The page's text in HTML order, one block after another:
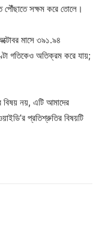
পৌঁছাতে সক্ষম করে তোলে।
মাসে ৩৯১.৯৪
গতিকেও অতিক্রম করে যায়;
বিষয় নয়, এটি আমাদের
প্রতিশ্রুতির বিষয়টি